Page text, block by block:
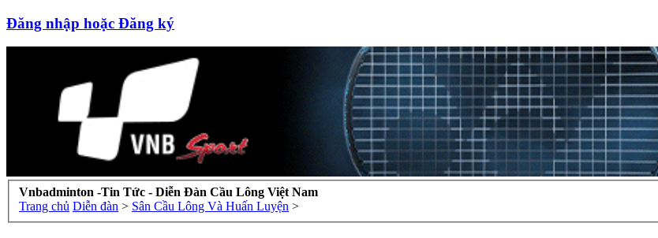
Đăng nhập hoặc Đăng ký
Vnbadminton -Tin Tức - Diễn Đàn Cầu Lông Việt Nam
Trang chủ Diễn đàn > Sân Cầu Lông Và Huấn Luyện >